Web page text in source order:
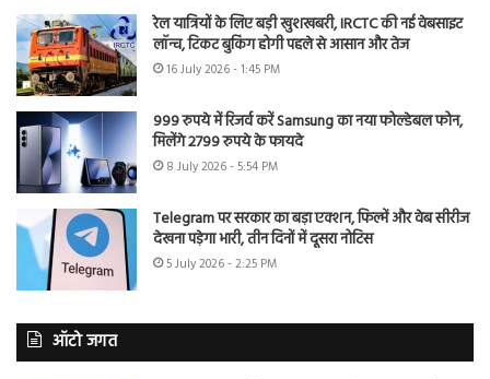
रेल यात्रियों के लिए बड़ी खुशखबरी, IRCTC की नई वेबसाइट
लॉन्च, टिकट बुकिंग होगी पहले से आसान और तेज
16 July 2026 - 1:45 PM
999 रुपये में रिजर्व करें Samsung का नया फोल्डेबल फोन,
मिलेंगे 2799 रुपये के फायदे
8 July 2026 - 5:54 PM
Telegram पर सरकार का बड़ा एक्शन, फिल्में और वेब सीरीज
देखना पड़ेगा भारी, तीन दिनों में दूसरा नोटिस
5 July 2026 - 2:25 PM
ऑटो जगत